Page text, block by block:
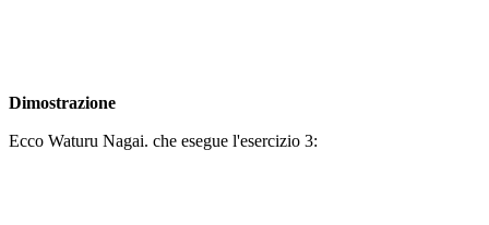
Dimostrazione
Ecco Waturu Nagai. che esegue l'esercizio 3: